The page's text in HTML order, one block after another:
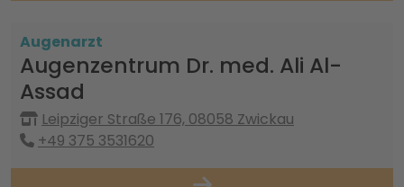
Augenarzt
Augenzentrum Dr. med. Ali Al-
Assad
Leipziger Straße 176, 08058 Zwickau
+49 375 3531620